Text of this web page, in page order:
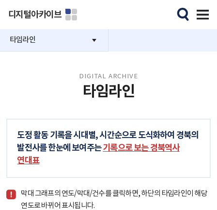
디지털아카이브
타임라인
DIGITAL ARCHIVE
타임라인
도정 활동 기록을 시대별, 시간순으로 도식화하여 경북의
발전사를 한눈에 보여주는기록으로 보는 경북역사
연대표
막대 그래프의 연도/막대/건수를 클릭하면, 하단의 타임라인이 해당
연도로 바뀌어 표시됩니다.